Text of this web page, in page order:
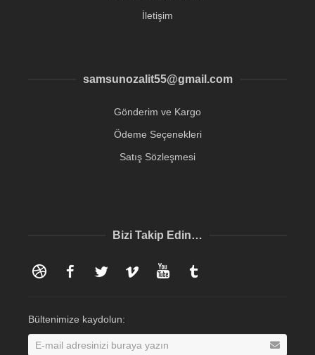
İletişim
samsunozalit55@gmail.com
Gönderim ve Kargo
Ödeme Seçenekleri
Satış Sözleşmesi
Bizi Takip Edin…
Dribbble FacebookTwitter Vimeo YouTube
Bültenimize kaydolun: